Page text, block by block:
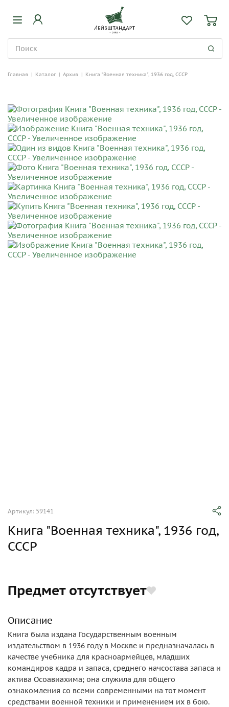
Главная | Каталог | Архив | Книга "Военная техника", 1936 год, СССР
Артикул: 59141
Книга "Военная техника", 1936 год,
СССР
Предмет отсутствует
Описание
Книга была издана Государственным военным
издательством в 1936 году в Москве и предназначалась в
качестве учебника для красноармейцев, младших
командиров кадра и запаса, среднего начсостава запаса и
актива Осоавиахима; она служила для общего
ознакомления со всеми современными на тот момент
средствами военной техники и применением их в бою.